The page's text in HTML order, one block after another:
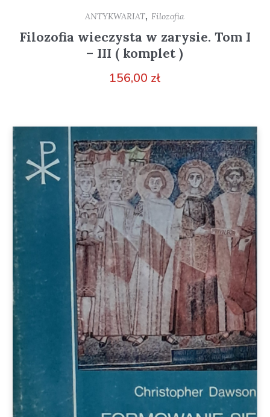
ANTYKWARIAT, Filozofia
Filozofia wieczysta w zarysie. Tom I
– III ( komplet )
156,00 zł